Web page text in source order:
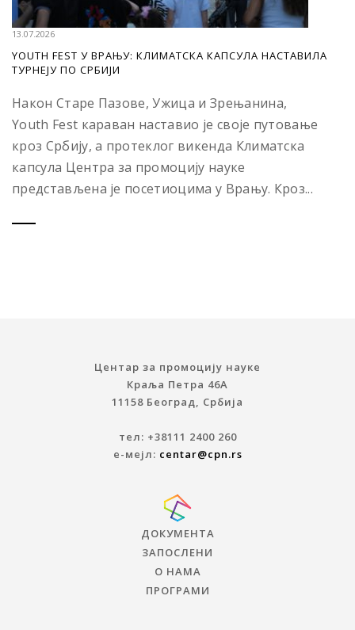
13.07.2026
YOUTH FEST У ВРАЊУ: КЛИМАТСКА КАПСУЛА НАСТАВИЛА
ТУРНЕЈУ ПО СРБИЈИ
Након Старе Пазове, Ужица и Зрењанина,
Youth Fest караван наставио је своје путовање
кроз Србију, а протеклог викенда Климатска
капсула Центра за промоцију науке
представљена је посетиоцима у Врању. Кроз...
Центар за промоцију науке
Краља Петра 46A
11158 Београд, Србија
тел: +38111 2400 260
е-мејл: centar@cpn.rs
ДОКУМЕНТА
ЗАПОСЛЕНИ
О НАМА
ПРОГРАМИ